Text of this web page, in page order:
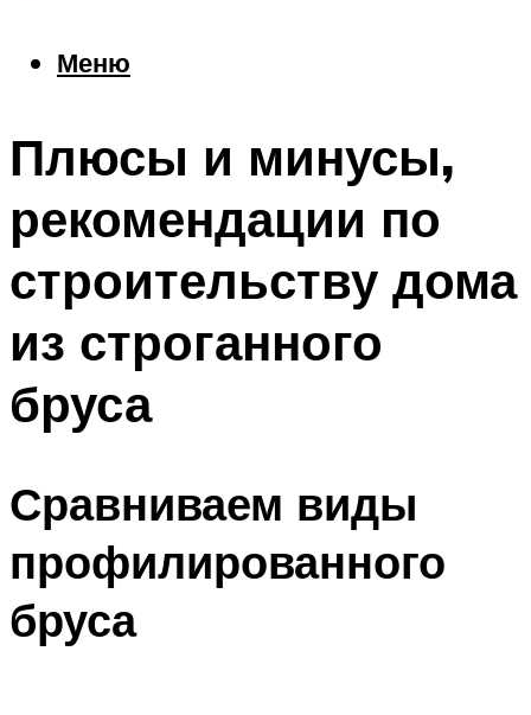
Меню
Плюсы и минусы,
рекомендации по
строительству дома
из строганного
бруса
Сравниваем виды
профилированного
бруса